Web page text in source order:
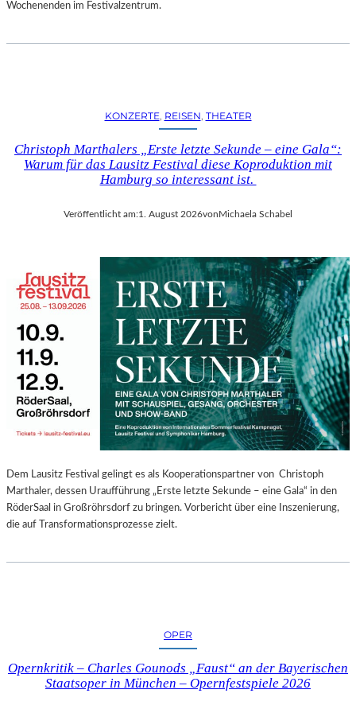
W
S
C
H
N
N
S
T
Ü
H
L
E
N
“
–
A
U
S
S
T
R
I
Wochenenden im Festivalzentrum.
KONZERTE, REISEN THEATER
Christoph Marthalers „Erste letzte Sekunde – eine Gala“:
Warum für das Lausitz Festival diese Koproduktion mit
Hamburg so interessant ist.
Veröffentlicht am:1. August 2026vonMichaela Schabel
Dem Lausitz Festival gelingt es als Kooperationspartner von Christoph
Marthaler, dessen Uraufführung „Erste letzte Sekunde – eine Gala“ in den
RöderSaal in Großröhrsdorf zu bringen. Vorbericht über eine Inszenierung,
die auf Transformationsprozesse zielt.
OPER
Opernkritik – Charles Gounods „Faust“ an der Bayerischen
Staatsoper in München – Opernfestspiele 2026